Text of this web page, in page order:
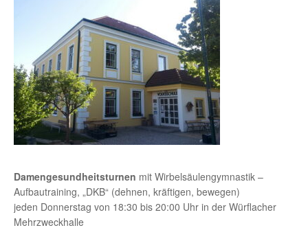
Damengesundheitsturnen mit Wirbelsäulengymnastik –
Aufbautraining, „DKB“ (dehnen, kräftigen, bewegen)
jeden Donnerstag von 18:30 bis 20:00 Uhr in der Würflacher
Mehrzweckhalle